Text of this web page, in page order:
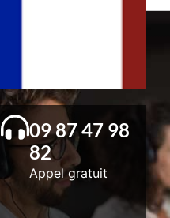
09 87 47 98
82
Appel gratuit